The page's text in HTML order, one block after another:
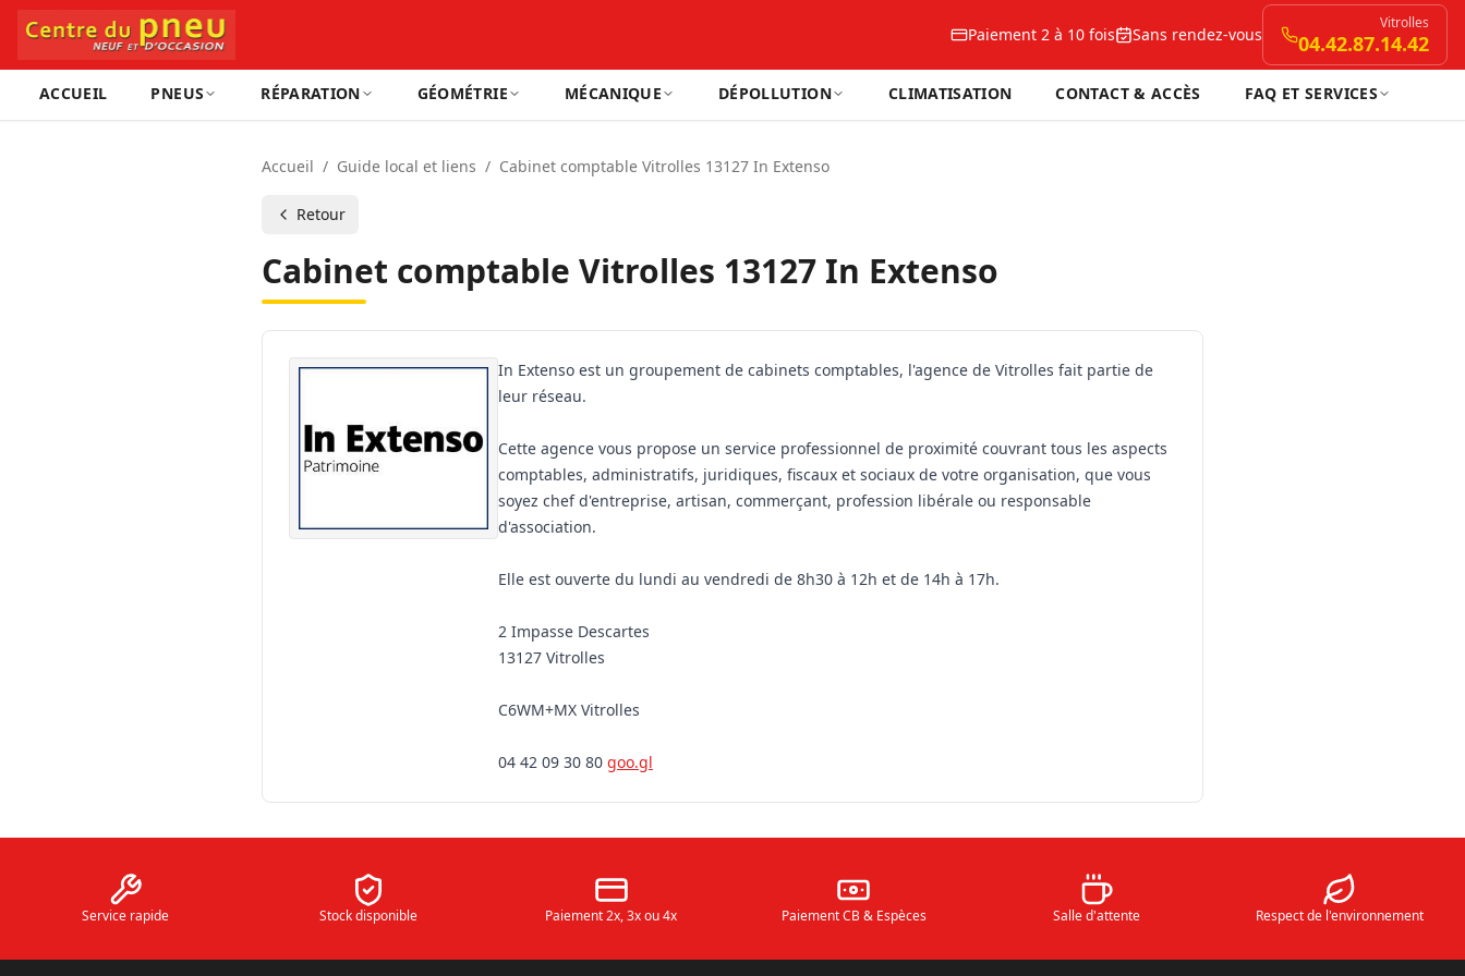
Paiement 2 à 10 fois Sans rendez-vous
Vitrolles
04.42.87.14.42
ACCUEIL PNEUS RÉPARATION GÉOMÉTRIE MÉCANIQUE DÉPOLLUTION CLIMATISATION CONTACT & ACCÈS FAQ ET SERVICES
Accueil / Guide local et liens / Cabinet comptable Vitrolles 13127 In Extenso
Retour
Cabinet comptable Vitrolles 13127 In Extenso
In Extenso est un groupement de cabinets comptables, l'agence de Vitrolles fait partie de
leur réseau.
Cette agence vous propose un service professionnel de proximité couvrant tous les aspects
comptables, administratifs, juridiques, fiscaux et sociaux de votre organisation, que vous
soyez chef d'entreprise, artisan, commerçant, profession libérale ou responsable
d'association.
Elle est ouverte du lundi au vendredi de 8h30 à 12h et de 14h à 17h.
2 Impasse Descartes
13127 Vitrolles
C6WM+MX Vitrolles
04 42 09 30 80 goo.gl
Service rapide Stock disponible Paiement 2x, 3x ou 4x Paiement CB & Espèces Salle d'attente Respect de l'environnement